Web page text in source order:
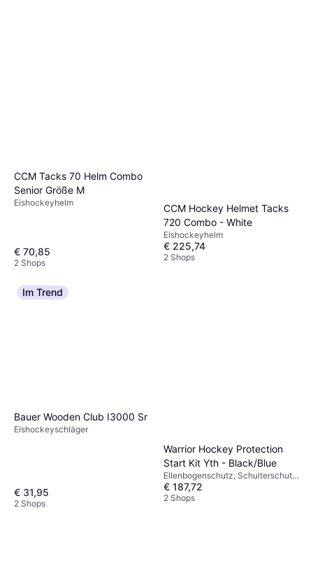
CCM Tacks 70 Helm Combo
Senior Größe M
Eishockeyhelm
€ 70,85
2 Shops
CCM Hockey Helmet Tacks
720 Combo - White
Eishockeyhelm
€ 225,74
2 Shops
Im Trend
Bauer Wooden Club I3000 Sr
Eishockeyschläger
€ 31,95
2 Shops
Warrior Hockey Protection
Start Kit Yth - Black/Blue
Ellenbogenschutz, Schulterschutz,
Eishockeyhandschuh, Arm- &
Brustschutz, Eishockeyhose,
€ 187,72
2 Shops